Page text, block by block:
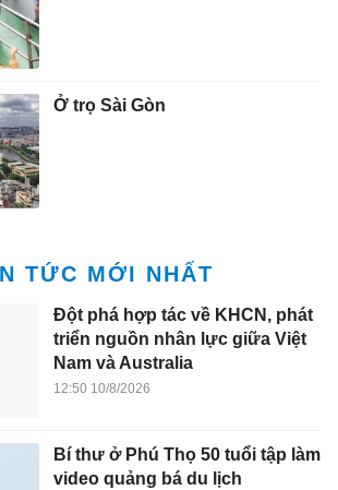
Ở trọ Sài Gòn
TỨC MỚI NHẤT
Đột phá hợp tác về KHCN, phát
triển nguồn nhân lực giữa Việt
Nam và Australia
12:50 10/8/2026
Bí thư ở Phú Thọ 50 tuổi tập làm
video quảng bá du lịch